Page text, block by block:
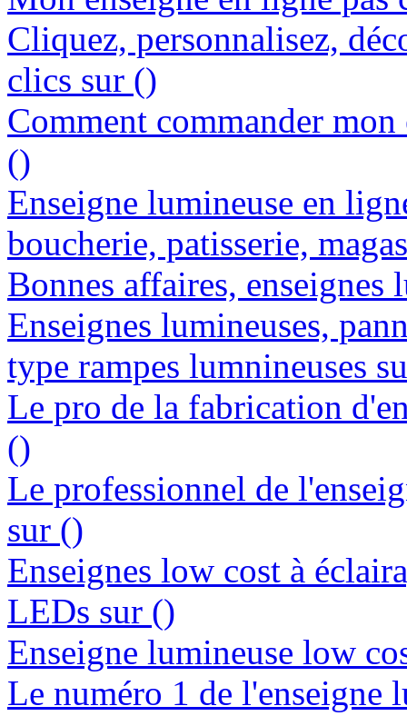
Cliquez, personnalisez,
clics sur ()
Comment commander
()
Enseigne lumineuse en
boucherie, patisserie,
Bonnes affaires, enseignes
Enseignes lumineuses,
type rampes lumnineuses
Le pro de la fabrication
()
Le professionnel de
sur ()
Enseignes low cost à
LEDs sur ()
Enseigne lumineuse low
Le numéro 1 de l'enseigne